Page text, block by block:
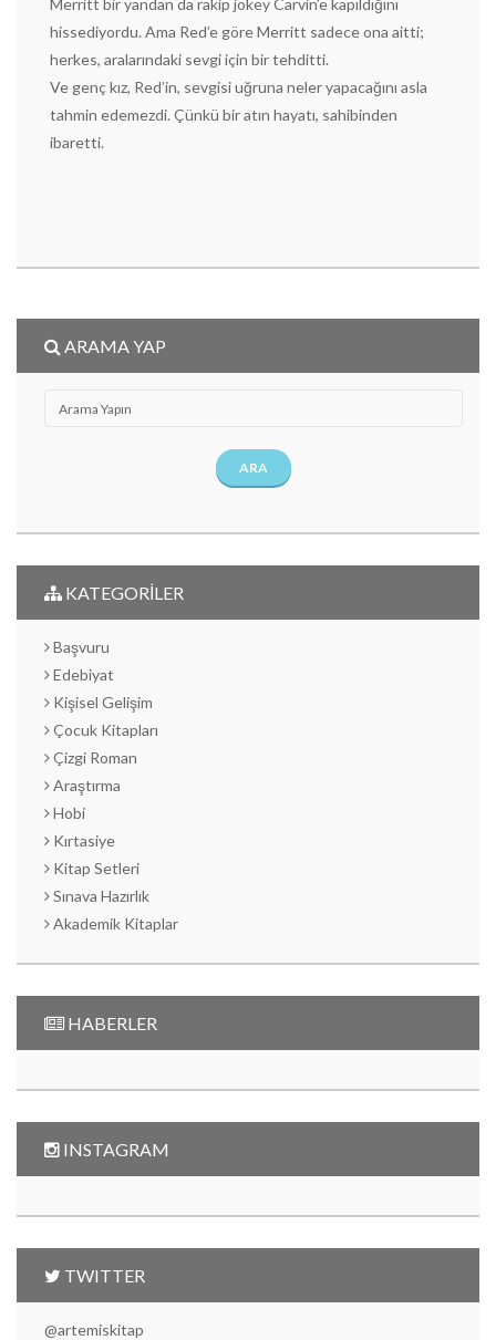
Merritt bir yandan da rakip jokey Carvin’e kapıldığını
hissediyordu. Ama Red’e göre Merritt sadece ona aitti;
herkes, aralarındaki sevgi için bir tehditti.
Ve genç kız, Red’in, sevgisi uğruna neler yapacağını asla
tahmin edemezdi. Çünkü bir atın hayatı, sahibinden
ibaretti.
ARAMA YAP
ARA
KATEGORİLER
Başvuru
Edebiyat
Kişisel Gelişim
Çocuk Kitapları
Çizgi Roman
Araştırma
Hobi
Kırtasiye
Kitap Setleri
Sınava Hazırlık
Akademik Kitaplar
HABERLER
INSTAGRAM
TWITTER
@artemiskitap